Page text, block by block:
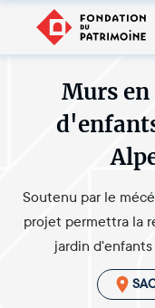
Murs
Soutenu par le
projet permettra la
jardin